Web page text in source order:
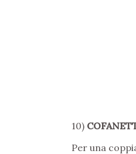
10)
Per una